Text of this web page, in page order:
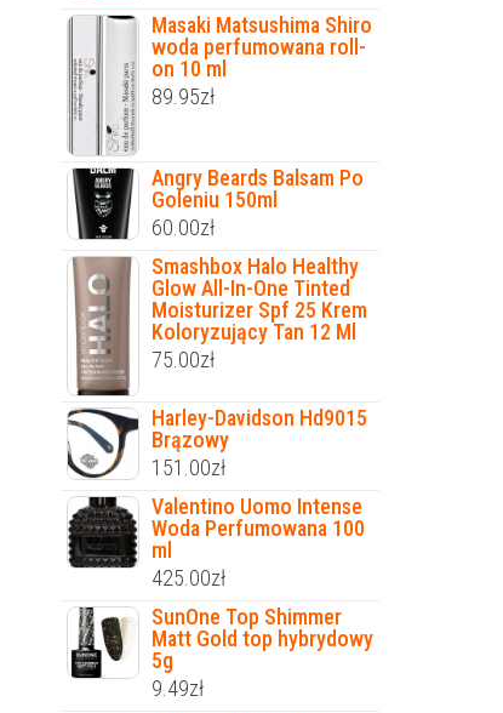
Masaki Matsushima Shiro
woda perfumowana roll-
on 10 ml
89.95zł
Angry Beards Balsam Po
Goleniu 150ml
60.00zł
Smashbox Halo Healthy
Glow All-In-One Tinted
Moisturizer Spf 25 Krem
Koloryzujący Tan 12 Ml
75.00zł
Harley-Davidson Hd9015
Brązowy
151.00zł
Valentino Uomo Intense
Woda Perfumowana 100
ml
425.00zł
SunOne Top Shimmer
Matt Gold top hybrydowy
5g
9.49zł